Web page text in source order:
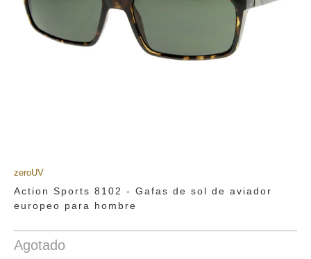
zeroUV
Action Sports 8102 - Gafas de sol de aviador
europeo para hombre
Agotado